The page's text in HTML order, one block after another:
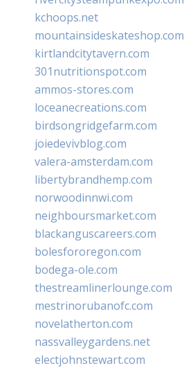
kchoops.net
mountainsideskateshop.com
kirtlandcitytavern.com
301nutritionspot.com
ammos-stores.com
loceanecreations.com
birdsongridgefarm.com
joiedevivblog.com
valera-amsterdam.com
libertybrandhemp.com
norwoodinnwi.com
neighboursmarket.com
blackanguscareers.com
bolesfororegon.com
bodega-ole.com
thestreamlinerlounge.com
mestrinorubanofc.com
novelatherton.com
nassvalleygardens.net
electjohnstewart.com